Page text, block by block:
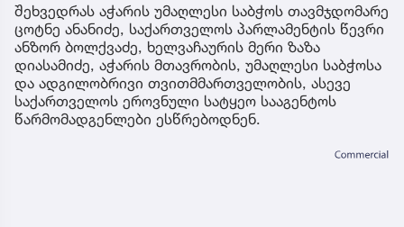
შეხვედრას აჭარის უმაღლესი საბჭოს თავმჯდომარე
ცოტნე ანანიძე, საქართველოს პარლამენტის წევრი
ანზორ ბოლქვაძე, ხელვაჩაურის მერი ზაზა
დიასამიძე, აჭარის მთავრობის, უმაღლესი საბჭოსა
და ადგილობრივი თვითმმართველობის, ასევე
საქართველოს ეროვნული სატყეო სააგენტოს
წარმომადგენლები ესწრებოდნენ.